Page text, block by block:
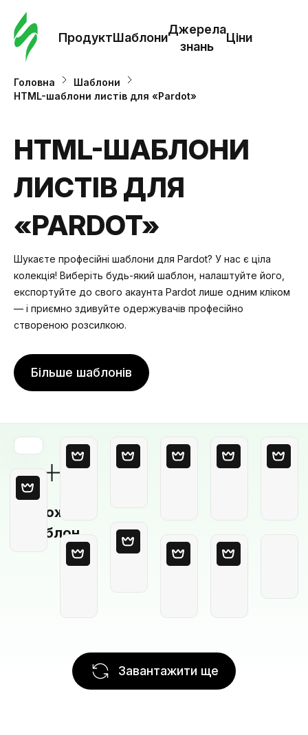
ПродуктШаблони
Джерела
знань
Ціни
Головна
Шаблони
HTML-шаблони листів для «Pardot»
HTML-ШАБЛОНИ
ЛИСТІВ ДЛЯ
«PARDOT»
Шукаєте професійні шаблони для Pardot? У нас є ціла
колекція! Виберіть будь-який шаблон, налаштуйте його,
експортуйте до свого акаунта Pardot лише одним кліком
— і приємно здивуйте одержувачів професійно
створеною розсилкою.
Більше шаблонів
Порожній
шаблон
Завантажити ще